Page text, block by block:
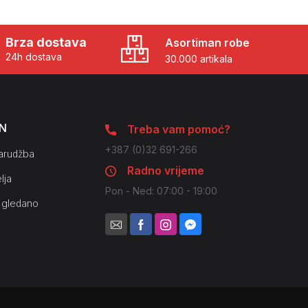
Brza dostava
24h dostava
Asortiman robe
30.000 artikala
Treba vam pomoć?
+387 (0)32 691-266
Radno vrijeme
Pon - Ned: 07:00 - 19:00